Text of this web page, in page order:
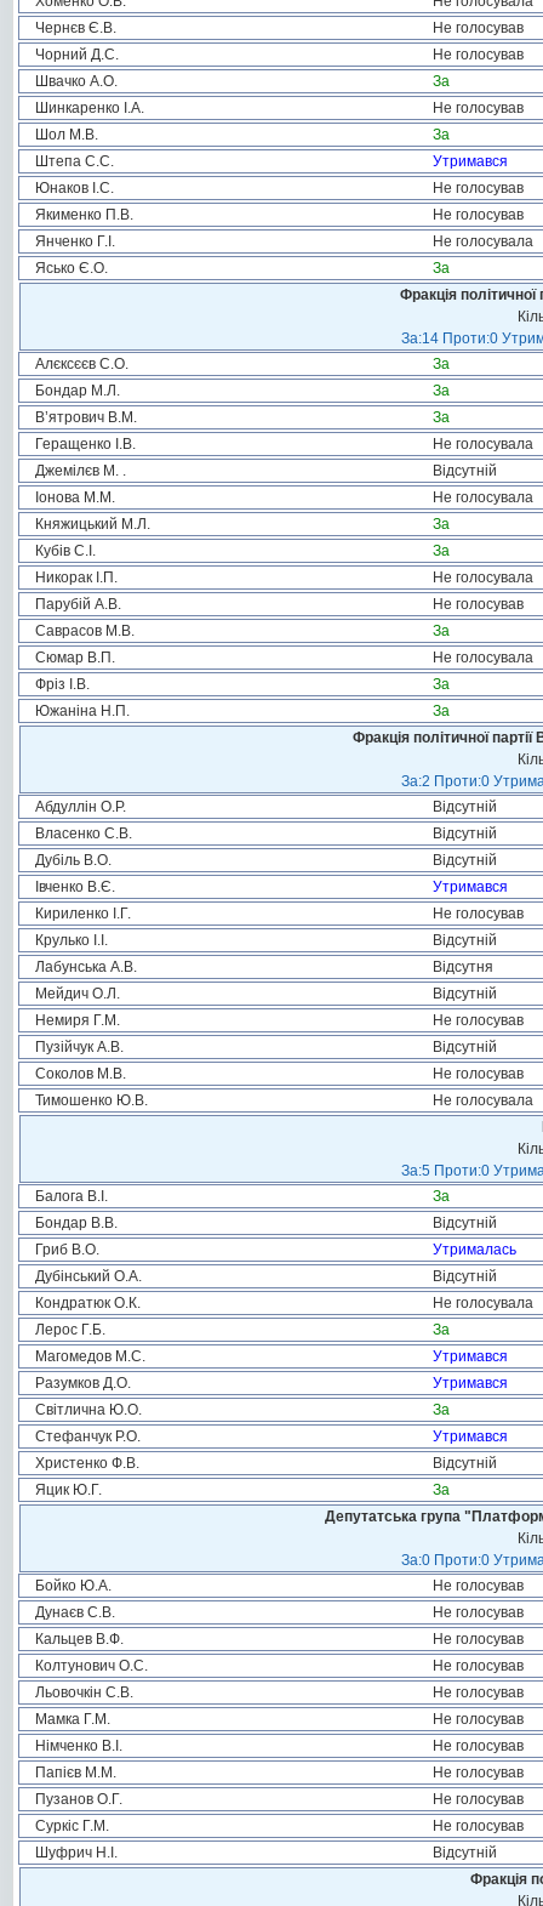
Чернєв Є.В.
Не голосував
Чорний Д.С.
Не голосував
Швачко А.О.
За
Шинкаренко І.А.
Не голосував
Шол М.В.
За
Штепа С.С.
Утримався
Юнаков І.С.
Не голосував
Якименко П.В.
Не голосував
Янченко Г.І.
Не голосувала
Ясько Є.О.
За
Фракція
За:14 Проти:0
Алєксєєв С.О.
За
Бондар М.Л.
За
В’ятрович В.М.
За
Геращенко І.В.
Не голосувала
Джемілєв М. .
Відсутній
Іонова М.М.
Не голосувала
Княжицький М.Л.
За
Кубів С.І.
За
Никорак І.П.
Не голосувала
Парубій А.В.
Не голосував
Саврасов М.В.
За
Сюмар В.П.
Не голосувала
Фріз І.В.
За
Южаніна Н.П.
За
Фракція політичної
За:2 Проти:0
Абдуллін О.Р.
Відсутній
Власенко С.В.
Відсутній
Дубіль В.О.
Відсутній
Івченко В.Є.
Утримався
Кириленко І.Г.
Не голосував
Крулько І.І.
Відсутній
Лабунська А.В.
Відсутня
Мейдич О.Л.
Відсутній
Немиря Г.М.
Не голосував
Пузійчук А.В.
Відсутній
Соколов М.В.
Не голосував
Тимошенко Ю.В.
Не голосувала
За:5 Проти:0
Балога В.І.
За
Бондар В.В.
Відсутній
Гриб В.О.
Утрималась
Дубінський О.А.
Відсутній
Кондратюк О.К.
Не голосувала
Лерос Г.Б.
За
Магомедов М.С.
Утримався
Разумков Д.О.
Утримався
Світлична Ю.О.
За
Стефанчук Р.О.
Утримався
Христенко Ф.В.
Відсутній
Яцик Ю.Г.
За
Депутатська група
За:0 Проти:0
Бойко Ю.А.
Не голосував
Дунаєв С.В.
Не голосував
Кальцев В.Ф.
Не голосував
Колтунович О.С.
Не голосував
Льовочкін С.В.
Не голосував
Мамка Г.М.
Не голосував
Німченко В.І.
Не голосував
Папієв М.М.
Не голосував
Пузанов О.Г.
Не голосував
Суркіс Г.М.
Не голосував
Шуфрич Н.І.
Відсутній
Фракція